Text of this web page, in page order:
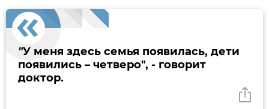
"У меня здесь семья появилась, дети
появились – четверо", - говорит
доктор.